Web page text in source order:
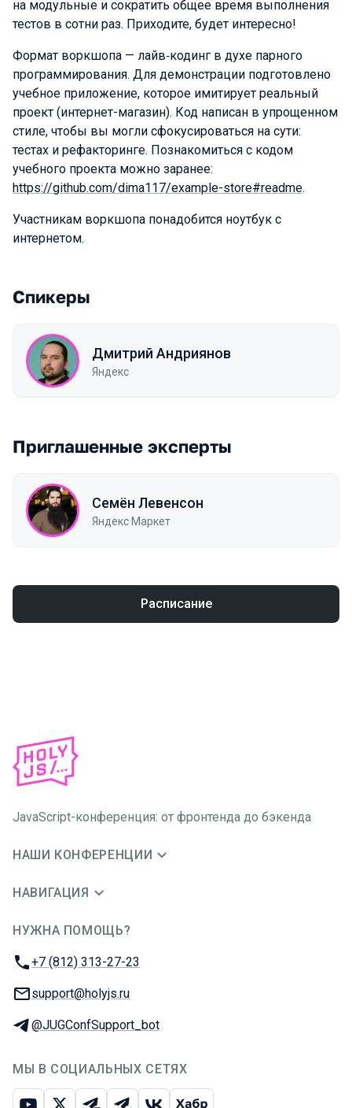
на модульные и сократить общее время выполнения
тестов в сотни раз. Приходите, будет интересно!
Формат воркшопа — лайв‑кодинг в духе парного
программирования. Для демонстрации подготовлено
учебное приложение, которое имитирует реальный
проект (интернет-магазин). Код написан в упрощенном
стиле, чтобы вы могли сфокусироваться на сути:
тестах и рефакторинге. Познакомиться с кодом
учебного проекта можно заранее:
https://github.com/dima117/example-store#readme.
Участникам воркшопа понадобится ноутбук с
интернетом.
Спикеры
Дмитрий Андриянов
Яндекс
Приглашенные эксперты
Семён Левенсон
Яндекс Маркет
Расписание
JavaScript-конференция: от фронтенда до бэкенда
НАШИ КОНФЕРЕНЦИИ
НАВИГАЦИЯ
НУЖНА ПОМОЩЬ?
Телефон:
+7 (812) 313-27-23
E-mail:
support@holyjs.ru
Телеграм:
@JUGConfSupport_bot
МЫ В СОЦИАЛЬНЫХ СЕТЯХ